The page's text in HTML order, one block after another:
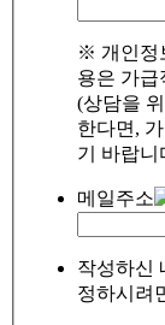
※ 개인정
용은 가급
(상담을
한다면,
기 바랍니
메일주소
작성하신
정하시려